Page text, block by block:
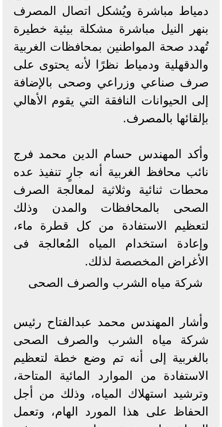
دمياط مباشرة ويُشكل اتصال المصرف
بنهر النيل مباشرة مشكلة بيئية خطيرة
تُهدد صحة المواطنين بمحافظات الغربية
والدقهلية ودمياط نظرًا لأنه يحتوى على
صرف صناعي وزراعي وصحى بالإضافة
إلى الحيوانات النافقة التي يقوم الأهالي
بإلقائها بالمصرف.
وأكد المهندس حسام الدين محمد فرج
نائب محافظ الغربية أنه جارٍ تنفيذ عده
محطات ثنائية وثلاثية لمعالجة الصرف
الصحى بالمحافظات والمدن وذلك
لتعظيم الاستفادة من كل قطرة ماء،
وإعادة استخدام المياه المُعالجة فى
الأغراض المخصصة لذلك.
شركة مياه الشرب والصرف الصحى
وأشار المهندس محمد عبدالفتاح رئيس
شركة مياه الشرب والصرف الصحى
بالغربية إلى أنه تم وضع خطة لتعظيم
الاستفادة من الموارد المائية المتاحة،
وترشيد استهلاك المياه، وذلك من أجل
الحفاظ على هذا المورد الهام، وتعمل